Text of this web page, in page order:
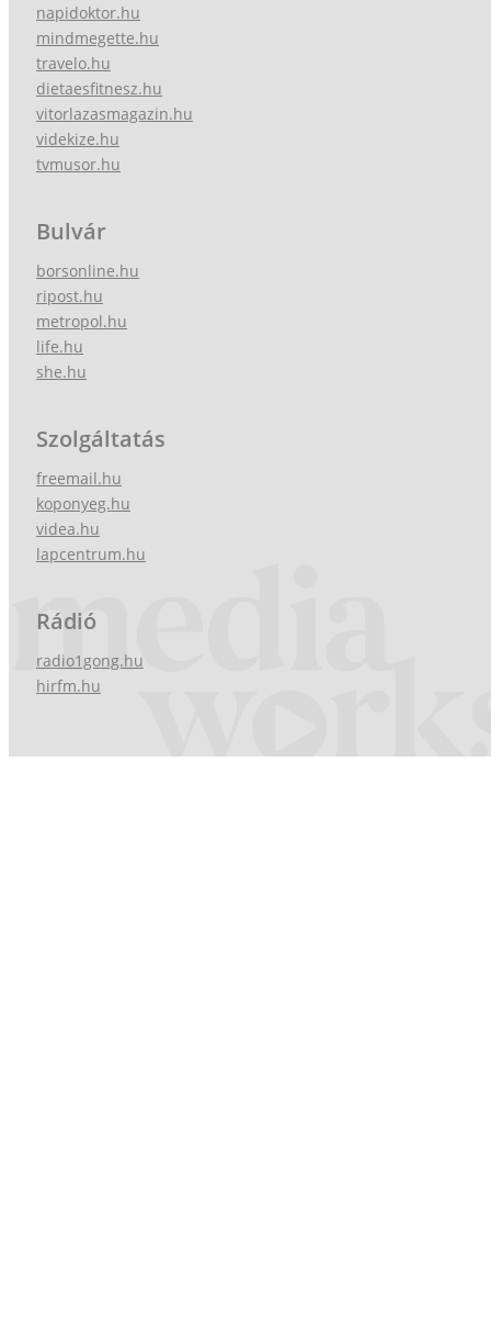
napidoktor.hu
mindmegette.hu
travelo.hu
dietaesfitnesz.hu
vitorlazasmagazin.hu
videkize.hu
tvmusor.hu
Bulvár
borsonline.hu
ripost.hu
metropol.hu
life.hu
she.hu
Szolgáltatás
freemail.hu
koponyeg.hu
videa.hu
lapcentrum.hu
Rádió
radio1gong.hu
hirfm.hu